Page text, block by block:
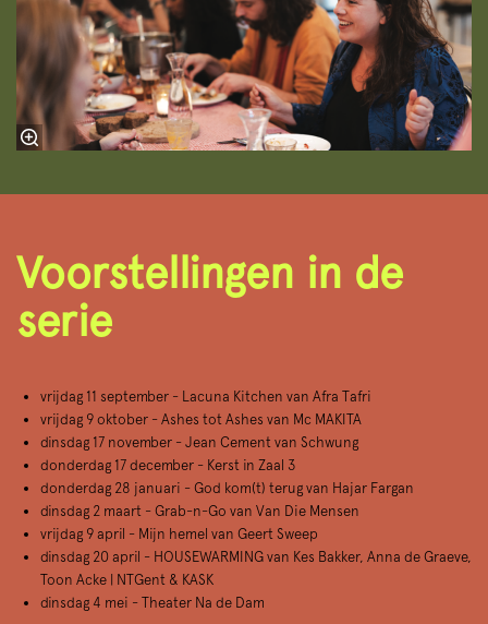
Voorstellingen in de
serie
vrijdag 11 september - Lacuna Kitchen van Afra Tafri
vrijdag 9 oktober - Ashes tot Ashes van Mc MAKITA
dinsdag 17 november - Jean Cement van Schwung
donderdag 17 december - Kerst in Zaal 3
donderdag 28 januari - God kom(t) terug van Hajar Fargan
dinsdag 2 maart - Grab-n-Go van Van Die Mensen
vrijdag 9 april - Mijn hemel van Geert Sweep
dinsdag 20 april - HOUSEWARMING van Kes Bakker, Anna de Graeve,
Toon Acke | NTGent & KASK
dinsdag 4 mei - Theater Na de Dam